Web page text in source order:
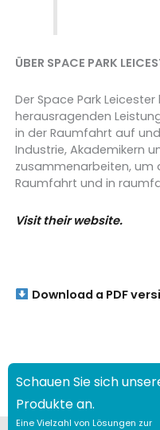
ÜBER SPACE PARK
Der Space Park
herausragenden
in der Raumfahrt auf
Industrie, Akademikern
zusammenarbeiten, um
Raumfahrt und in
Visit their website.
Download a PDF
Schauen Sie sich
Produkte an.
Eine Vielzahl von Lösungen zur